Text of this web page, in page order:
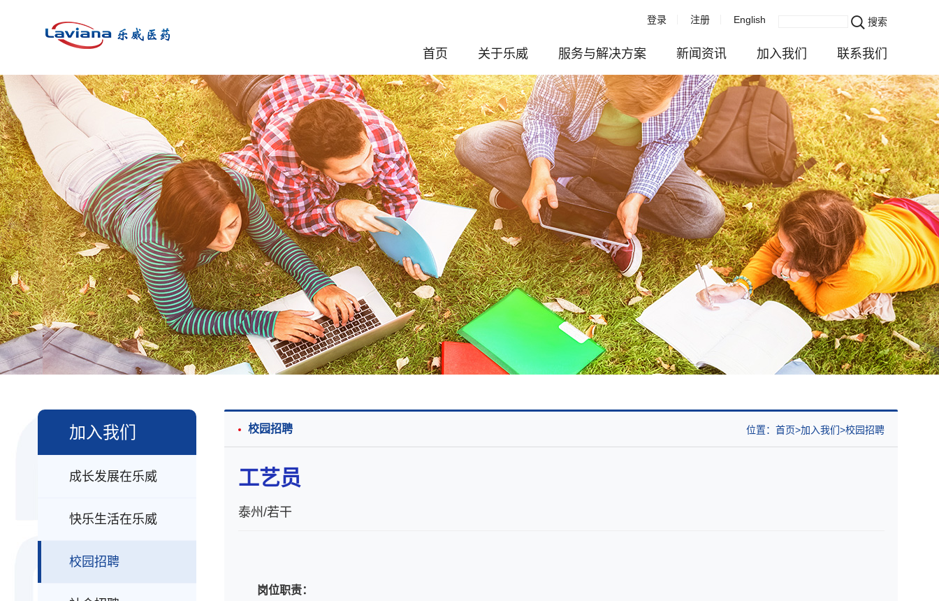
登录 注册 English 搜索
首页 关于乐威
发展历程
企业介绍
董事长介绍
公司荣誉
资质认证
专利奖项
质量与合规
ESG（环境、社会与公
司治理）
知识产权保护
企业文化
服务与解决方案
化学服务
分析与制剂服务
创新药的研发与注册
工艺安全评估
CDMO服务
绿色低碳可持续发展
体系认证
新闻资讯
企业新闻
活动播报
视频中心
行业资讯
对外公示
加入我们
成长发展在乐威
快乐生活在乐威
校园招聘
社会招聘
全球招聘
联系我们
联系我们
业务咨询
加入我们
成长发展在乐威
快乐生活在乐威
校园招聘
校园招聘 位置： 首页 加入我们 校园招聘
工艺员
泰州/若干
岗位职责：